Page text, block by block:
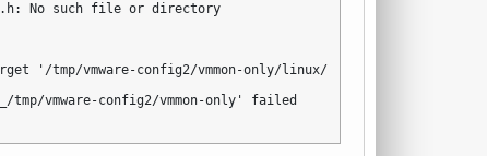
No such file or directory
'/tmp/vmware-config2/vmmon-only/linux/driver.o' failed
vmware-config2/vmmon-only' failed